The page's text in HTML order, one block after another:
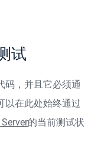
试
码，并且它必须通
以在此处始终通过
的当前测试状